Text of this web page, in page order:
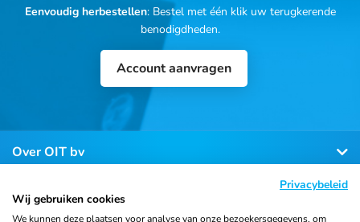
Eenvoudig herbestellen: Bestel met één klik uw terugkerende
benodigdheden.
Account aanvragen
Over OIT bv
Klantenservice
Privacybeleid
Wij gebruiken cookies
We kunnen deze plaatsen voor analyse van onze bezoekersgegevens, om